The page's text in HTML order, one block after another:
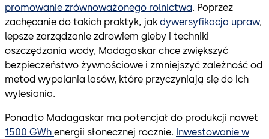
promowanie zrównoważonego rolnictwa. Poprzez
zachęcanie do takich praktyk, jak dywersyfikacja upraw,
lepsze zarządzanie zdrowiem gleby i techniki
oszczędzania wody, Madagaskar chce zwiększyć
bezpieczeństwo żywnościowe i zmniejszyć zależność od
metod wypalania lasów, które przyczyniają się do ich
wylesiania.
Ponadto Madagaskar ma potencjał do produkcji nawet
1500 GWh energii słonecznej rocznie. Inwestowanie w